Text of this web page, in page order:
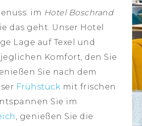
im Hotel Boschrand
das geht. Unser Hotel
Lage auf Texel und
Komfort, den Sie
Sie nach dem
Frühstück mit frischen
Sie im
, genießen Sie die